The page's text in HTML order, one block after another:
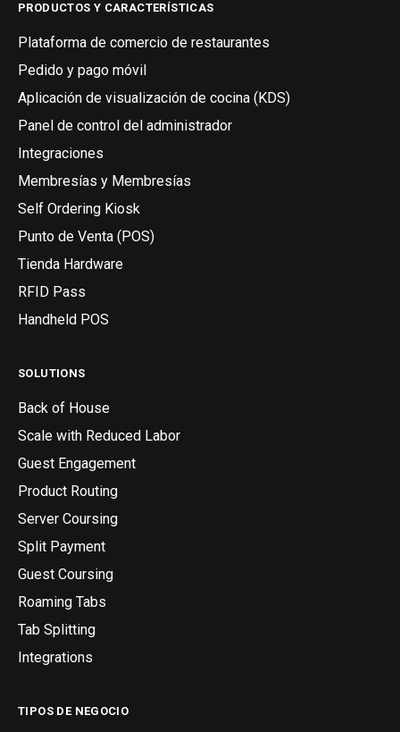
PRODUCTOS Y CARACTERÍSTICAS
Plataforma de comercio de restaurantes
Pedido y pago móvil
Aplicación de visualización de cocina (KDS)
Panel de control del administrador
Integraciones
Membresías y Membresías
Self Ordering Kiosk
Punto de Venta (POS)
Tienda Hardware
RFID Pass
Handheld POS
SOLUTIONS
Back of House
Scale with Reduced Labor
Guest Engagement
Product Routing
Server Coursing
Split Payment
Guest Coursing
Roaming Tabs
Tab Splitting
Integrations
TIPOS DE NEGOCIO